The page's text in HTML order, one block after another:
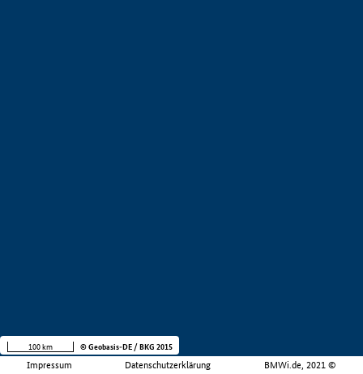
Impressum Datenschutzerklärung BMWi.de, 2021 ©
100 km © Geobasis-DE / BKG 2015